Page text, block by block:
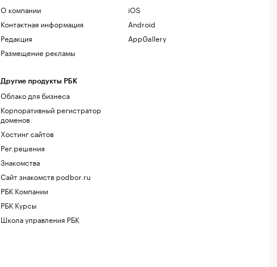
О компании
Контактная информация
Редакция
Размещение рекламы
Другие продукты РБК
Облако для бизнеса
Корпоративный регистратор
доменов
Хостинг сайтов
Рег.решения
Знакомства
Сайт знакомств podbor.ru
РБК Компании
РБК Курсы
Школа управления РБК
iOS
Android
AppGallery